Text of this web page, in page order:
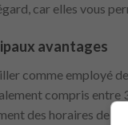
car elles vous
avantages
comme employé de
compris entre
des horaires de